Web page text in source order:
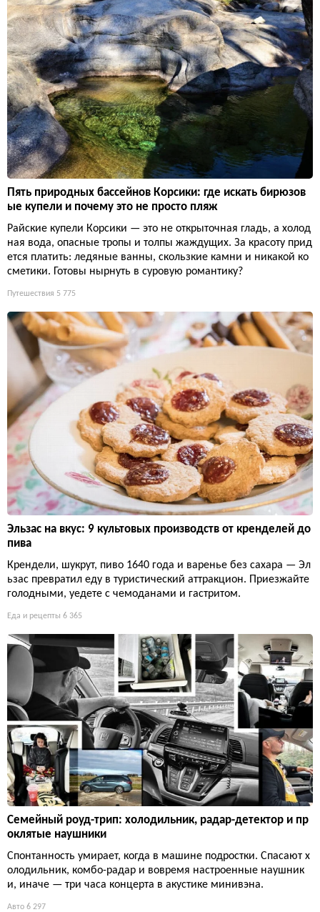
Пять природных бассейнов Корсики: где искать бирюзов
ые купели и почему это не просто пляж
Райские купели Корсики — это не открыточная гладь, а холод
ная вода, опасные тропы и толпы жаждущих. За красоту прид
ется платить: ледяные ванны, скользкие камни и никакой ко
сметики. Готовы нырнуть в суровую романтику?
Путешествия 5 775
Эльзас на вкус: 9 культовых производств от кренделей до
пива
Крендели, шукрут, пиво 1640 года и варенье без сахара — Эл
ьзас превратил еду в туристический аттракцион. Приезжайте
голодными, уедете с чемоданами и гастритом.
Еда и рецепты 6 365
Семейный роуд-трип: холодильник, радар-детектор и пр
оклятые наушники
Спонтанность умирает, когда в машине подростки. Спасают х
олодильник, комбо-радар и вовремя настроенные наушник
и, иначе — три часа концерта в акустике минивэна.
Авто 6 297